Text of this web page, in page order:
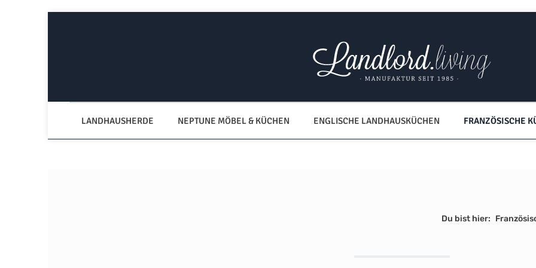
LANDHAUSHERDE NEPTUNE MÖBEL & KÜCHEN ENGLISCHE LANDHAUSKÜCHEN FRANZÖSISCHE
Du bist hier: